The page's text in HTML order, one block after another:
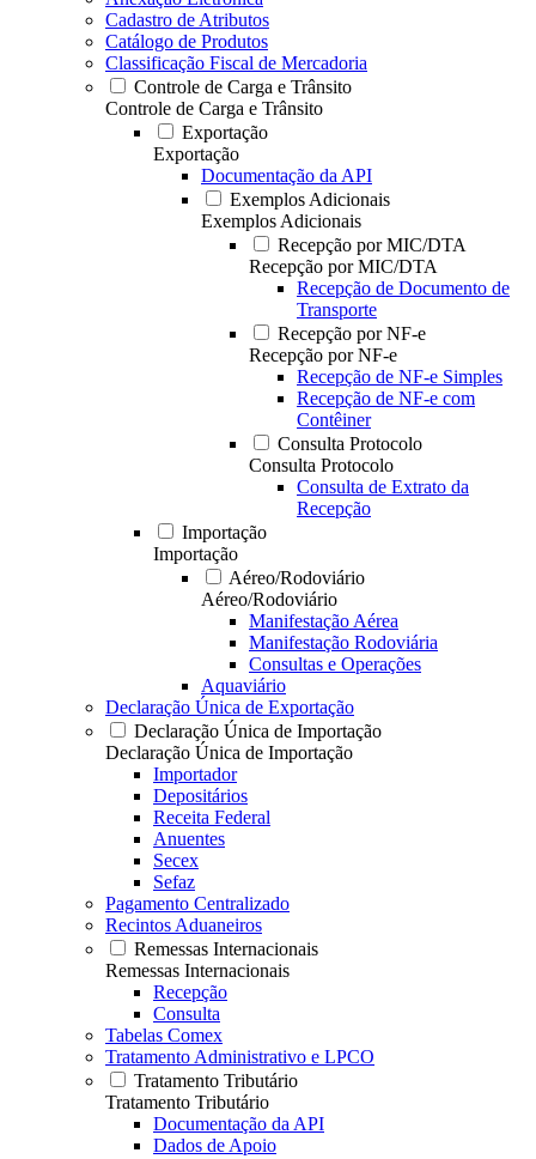
Cadastro de Atributos
Catálogo de Produtos
Classificação Fiscal de Mercadoria
Controle de Carga e Trânsito
Controle de Carga e Trânsito
Exportação
Exportação
Documentação da API
Exemplos Adicionais
Exemplos Adicionais
Recepção por MIC/DTA
Recepção por MIC/DTA
Recepção de Documento de
Transporte
Recepção por NF-e
Recepção por NF-e
Recepção de NF-e Simples
Recepção de NF-e com
Contêiner
Consulta Protocolo
Consulta Protocolo
Consulta de Extrato da
Recepção
Importação
Importação
Aéreo/Rodoviário
Aéreo/Rodoviário
Manifestação Aérea
Manifestação Rodoviária
Consultas e Operações
Aquaviário
Declaração Única de Exportação
Declaração Única de Importação
Declaração Única de Importação
Importador
Depositários
Receita Federal
Anuentes
Secex
Sefaz
Pagamento Centralizado
Recintos Aduaneiros
Remessas Internacionais
Remessas Internacionais
Recepção
Consulta
Tabelas Comex
Tratamento Administrativo e LPCO
Tratamento Tributário
Tratamento Tributário
Documentação da API
Dados de Apoio